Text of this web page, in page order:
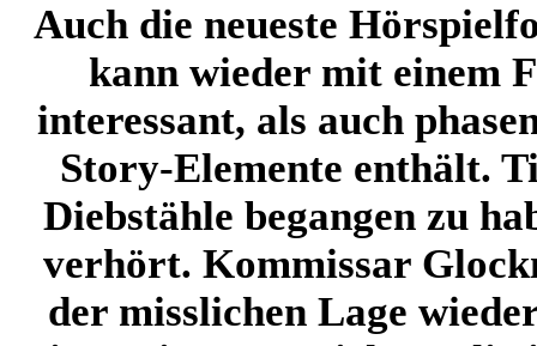
Auch die neueste
kann wieder mit einem
interessant, als auch
Story-Elemente enthält.
Diebstähle begangen zu
verhört. Kommissar
der misslichen Lage